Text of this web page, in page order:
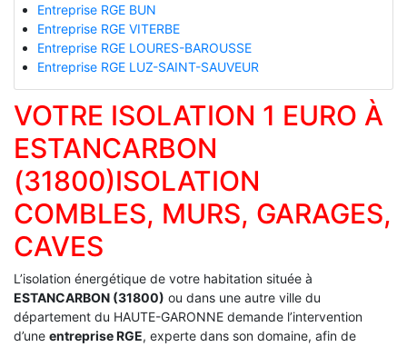
Entreprise RGE BUN
Entreprise RGE VITERBE
Entreprise RGE LOURES-BAROUSSE
Entreprise RGE LUZ-SAINT-SAUVEUR
VOTRE ISOLATION 1 EURO À
ESTANCARBON
(31800)ISOLATION
COMBLES, MURS, GARAGES,
CAVES
L’isolation énergétique de votre habitation située à
ESTANCARBON (31800) ou dans une autre ville du
département du HAUTE-GARONNE demande l’intervention
d’une entreprise RGE, experte dans son domaine, afin de